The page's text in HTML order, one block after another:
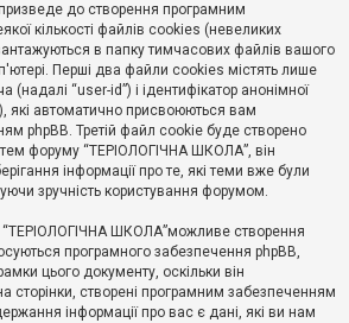
до створення програмним
кількості файлів cookies (невеликих
в папку тимчасових файлів вашого
Перші два файли cookies містять лише
(надалі “user-id”) і ідентифікатор анонімної
які автоматично присвоюються вам
phpBB. Третій файл cookie буде створено
тем форуму “ТЕРІОЛОГІЧНА ШКОЛА”, він
інформації про те, які теми вже були
зручність користування форумом.
“ТЕРІОЛОГІЧНА ШКОЛА”можливе створення
програмного забезпечення phpBB,
цього документу, оскільки він
сторінки, створені програмним забезпеченням
інформації про вас є дані, які ви нам